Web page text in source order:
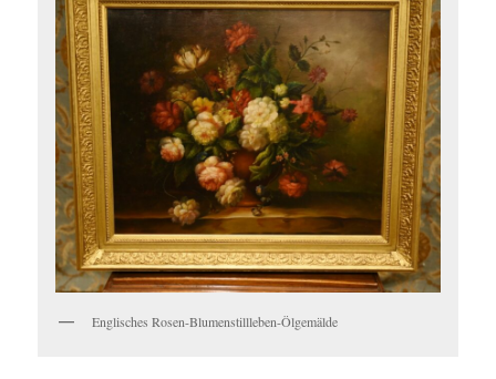
Englisches Rosen-Blumenstillleben-Ölgemälde